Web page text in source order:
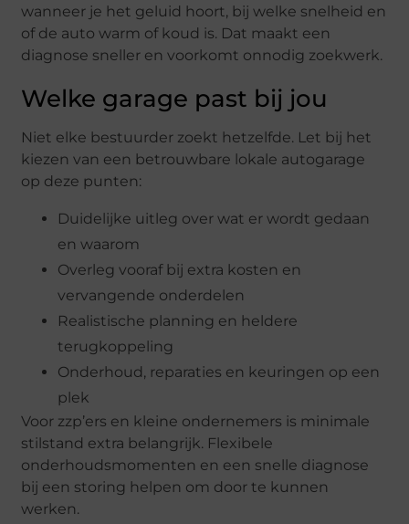
wanneer je het geluid hoort, bij welke snelheid en
of de auto warm of koud is. Dat maakt een
diagnose sneller en voorkomt onnodig zoekwerk.
Welke garage past bij jou
Niet elke bestuurder zoekt hetzelfde. Let bij het
kiezen van een betrouwbare lokale autogarage
op deze punten:
Duidelijke uitleg over wat er wordt gedaan
en waarom
Overleg vooraf bij extra kosten en
vervangende onderdelen
Realistische planning en heldere
terugkoppeling
Onderhoud, reparaties en keuringen op een
plek
Voor zzp’ers en kleine ondernemers is minimale
stilstand extra belangrijk. Flexibele
onderhoudsmomenten en een snelle diagnose
bij een storing helpen om door te kunnen
werken.